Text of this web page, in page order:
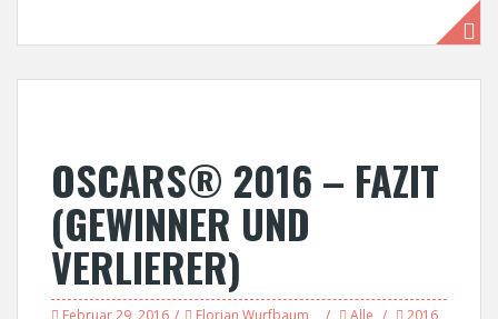
OSCARS® 2016 – FAZIT
(GEWINNER UND
VERLIERER)
Februar 29, 2016 Florian Wurfbaum Alle 2016